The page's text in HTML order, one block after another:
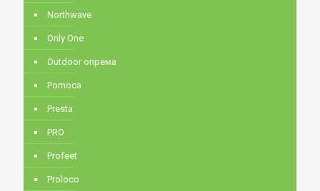
Northwave
Only One
Outdoor опрема
Pomoca
Presta
PRO
Profeet
Proloco